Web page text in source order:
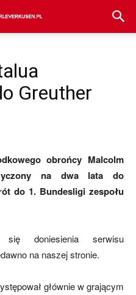
Greuther
obrońcy Malcolm
na dwa lata do
do 1. Bundesligi zespołu
doniesienia serwisu
na naszej stronie.
głównie w grającym